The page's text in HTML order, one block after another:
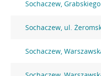
Sochaczew,
Sochaczew, ul.
Sochaczew,